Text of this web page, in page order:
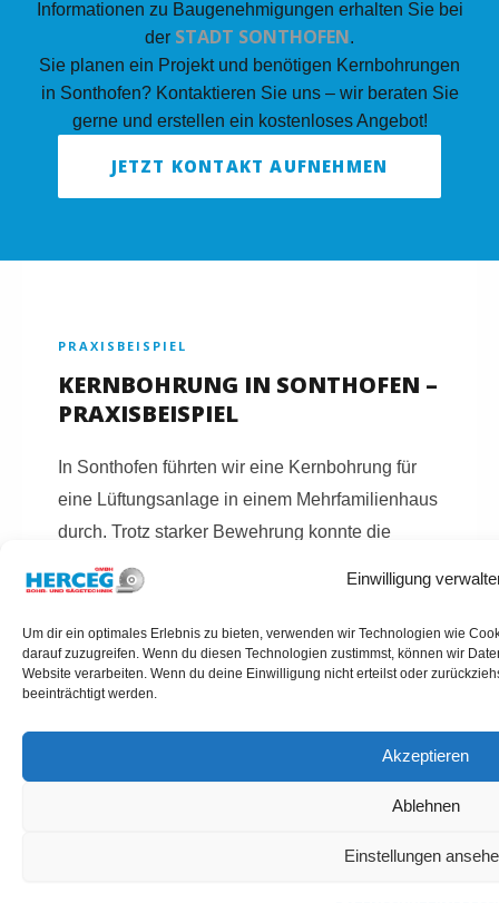
Einwilligung
Um dir ein optimales Erlebnis zu bieten, verwenden wir Technologien wie
darauf zuzugreifen. Wenn du diesen Technologien zustimmst, können wir
Website verarbeiten. Wenn du deine Einwilligung nicht erteilst oder
beeinträchtigt werden.
Akzeptieren
Ablehnen
Einstellungen
Informationen zu Baugenehmigungen erhalten Sie bei
der STADT SONTHOFEN.
Sie planen ein Projekt und benötigen Kernbohrungen
in Sonthofen? Kontaktieren Sie uns – wir beraten Sie
gerne und erstellen ein kostenloses Angebot!
JETZT KONTAKT AUFNEHMEN
PRAXISBEISPIEL
KERNBOHRUNG IN SONTHOFEN –
PRAXISBEISPIEL
In Sonthofen führten wir eine Kernbohrung für
eine Lüftungsanlage in einem Mehrfamilienhaus
durch. Trotz starker Bewehrung konnte die
Bohrung präzise und ohne Folgeschäden
umgesetzt werden.
KERNBOHRUNGEN SONTHOFEN ANFRAGEN